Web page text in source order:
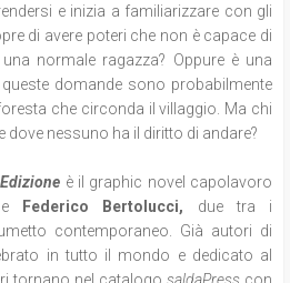
e inizia a familiarizzare con gli
di avere poteri che non è capace di
normale ragazza? Oppure è una
domande sono probabilmente
che circonda il villaggio. Ma chi
nessuno ha il diritto di andare?
è il graphic novel capolavoro
Federico Bertolucci, due tra i
contemporaneo. Già autori di
in tutto il mondo e dedicato al